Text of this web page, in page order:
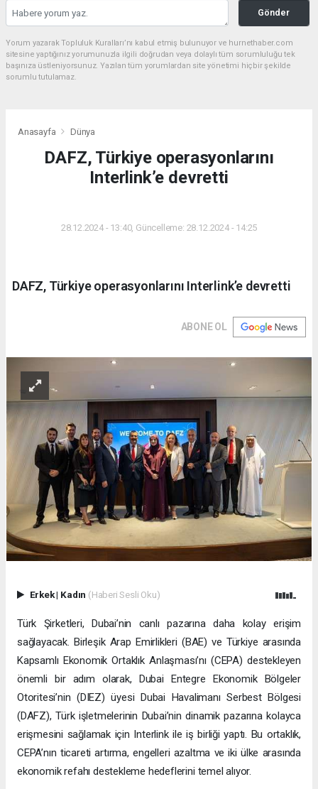
Gönder
Yorum yazarak Topluluk Kuralları’nı kabul etmiş bulunuyor ve hurnethaber.com
sitesine yaptığınız yorumunuzla ilgili doğrudan veya dolaylı tüm sorumluluğu tek
başınıza üstleniyorsunuz. Yazılan tüm yorumlardan site yönetimi hiçbir şekilde
sorumlu tutulamaz.
Anasayfa Dünya
DAFZ, Türkiye operasyonlarını
Interlink’e devretti
28.12.2024 - 13:40, Güncelleme: 28.12.2024 - 14:25
DAFZ, Türkiye operasyonlarını Interlink’e devretti
ABONE OL
Erkek| Kadın (Haberi Sesli Oku)
Türk Şirketleri, Dubai’nin canlı pazarına daha kolay erişim
sağlayacak. Birleşik Arap Emirlikleri (BAE) ve Türkiye arasında
Kapsamlı Ekonomik Ortaklık Anlaşması’nı (CEPA) destekleyen
önemli bir adım olarak, Dubai Entegre Ekonomik Bölgeler
Otoritesi’nin (DIEZ) üyesi Dubai Havalimanı Serbest Bölgesi
(DAFZ), Türk işletmelerinin Dubai’nin dinamik pazarına kolayca
erişmesini sağlamak için Interlink ile iş birliği yaptı. Bu ortaklık,
CEPA’nın ticareti artırma, engelleri azaltma ve iki ülke arasında
ekonomik refahı destekleme hedeflerini temel alıyor.